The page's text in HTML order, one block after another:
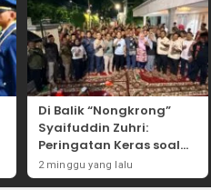
Di Balik “Nongkrong”
Syaifuddin Zuhri:
Peringatan Keras soal
Pungli Administrasi dan
Batas Tegas Iuran
2 minggu yang lalu